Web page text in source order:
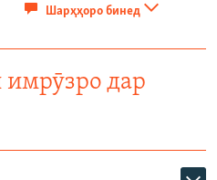
Шарҳҳоро бинед
дар